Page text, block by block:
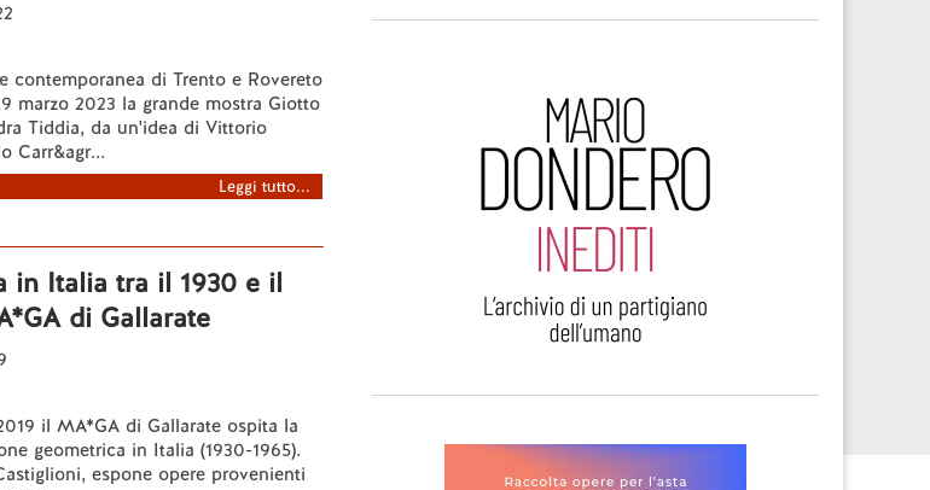
di Trento e Rovereto
marzo 2023 la grande mostra Giotto
Tiddia, da un'idea di Vittorio
Carr&agr...
Leggi tutto...
in Italia tra il 1930 e il
di Gallarate
il MA*GA di Gallarate ospita la
geometrica in Italia (1930-1965).
espone opere provenienti